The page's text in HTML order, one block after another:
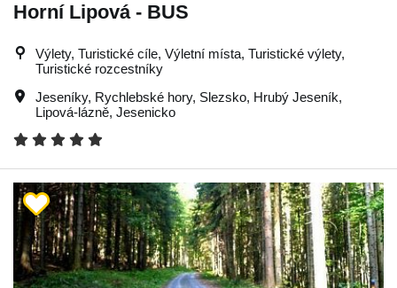
Horní Lipová - BUS
Výlety, Turistické cíle, Výletní místa, Turistické výlety,
Turistické rozcestníky
Jeseníky, Rychlebské hory, Slezsko, Hrubý Jeseník,
Lipová-lázně, Jesenicko